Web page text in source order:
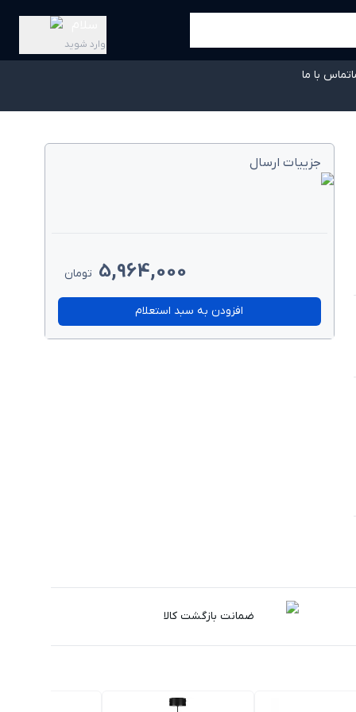
وارد شوید
تماس با ما
جزییات ارسال
5,964,000 تومان
افزودن به سبد استعلام
ضمانت بازگشت کالا